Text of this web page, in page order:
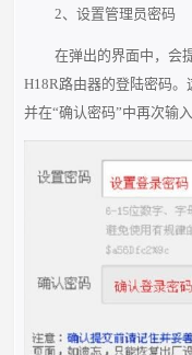
2、设置管理员密码
在弹出的界面中，会
H18R路由器的登陆密码
并在“确认密码”中再次输